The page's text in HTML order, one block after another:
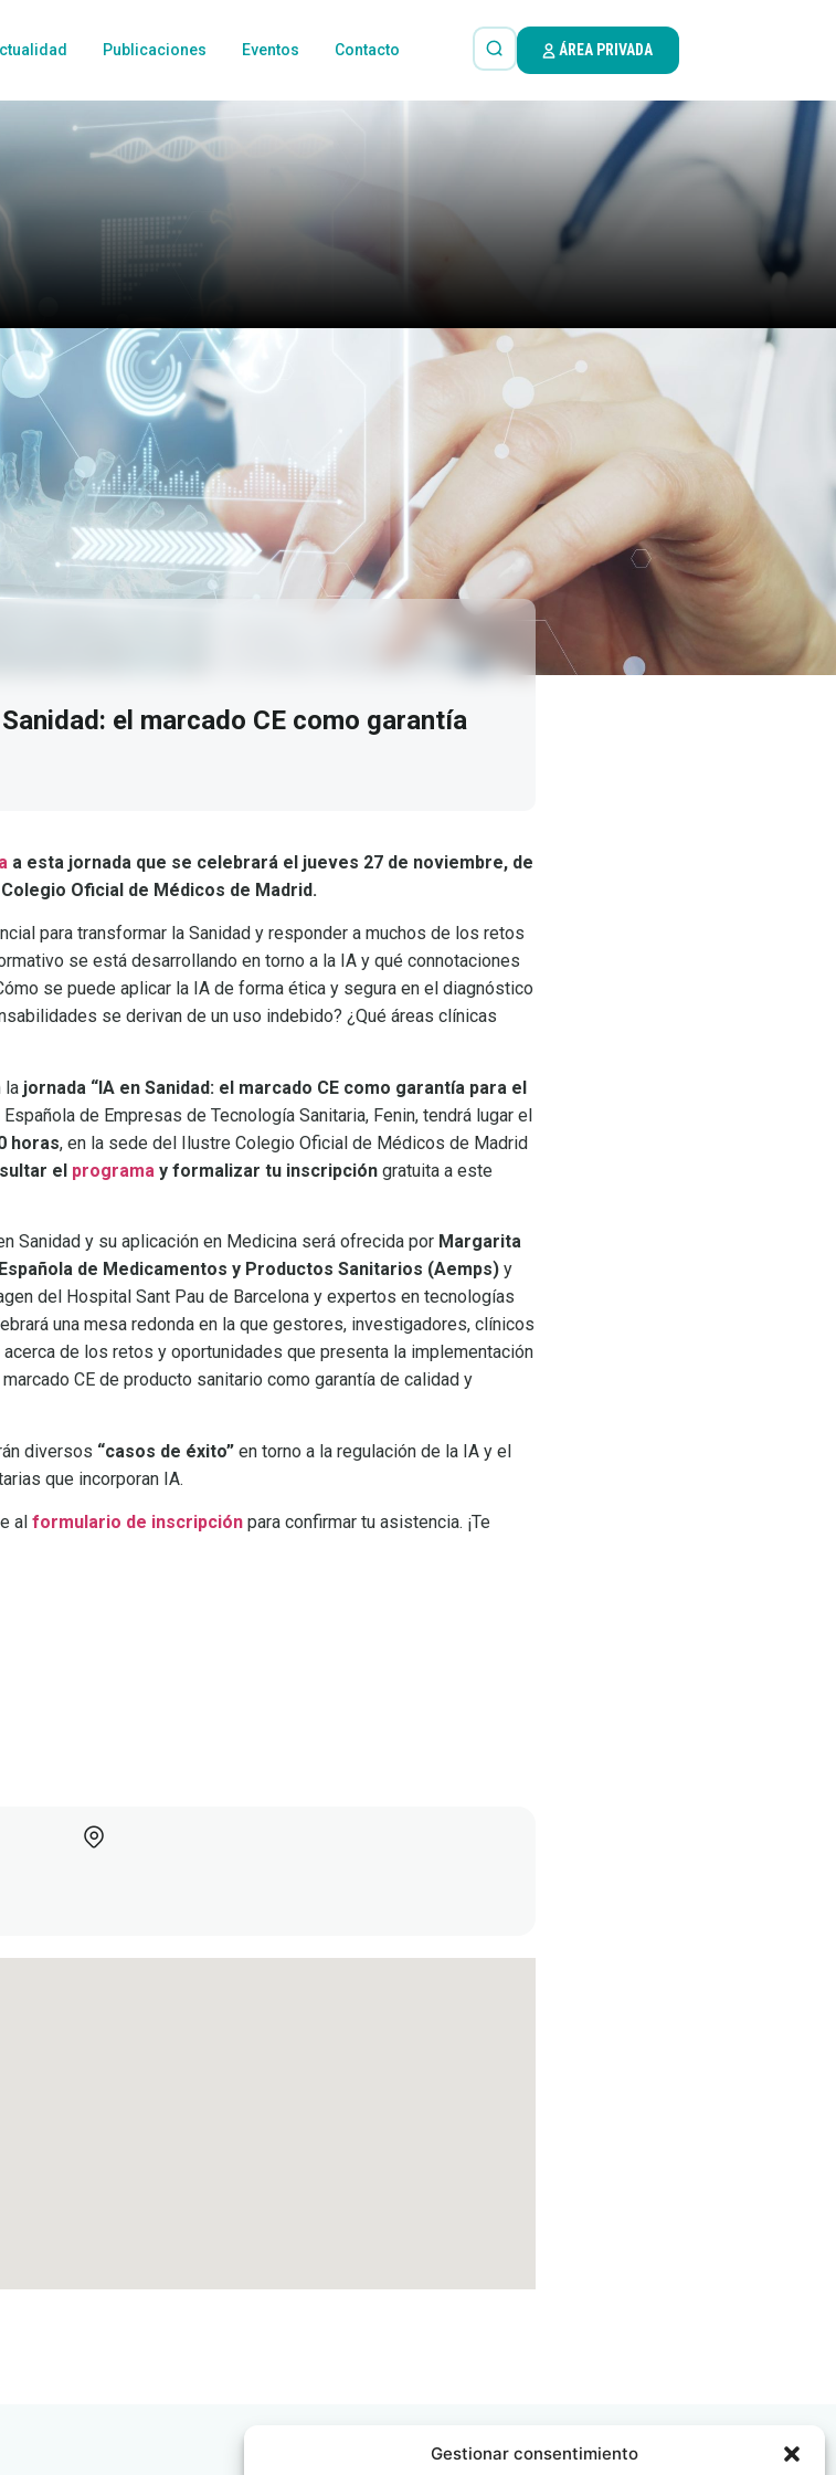
Gestionar consentimiento
Publicaciones Eventos Contacto ÁREA PRIVADA
el marcado CE como garantía
a esta jornada que se celebrará el jueves 27 de noviembre, de
Oficial de Médicos de Madrid.
para transformar la Sanidad y responder a muchos de los retos
se está desarrollando en torno a la IA y qué connotaciones
se puede aplicar la IA de forma ética y segura en el diagnóstico
se derivan de un uso indebido? ¿Qué áreas clínicas
la jornada “IA en Sanidad: el marcado CE como garantía para el
de Empresas de Tecnología Sanitaria, Fenin, tendrá lugar el
horas, en la sede del Ilustre Colegio Oficial de Médicos de Madrid
el programa y formalizar tu inscripción gratuita a este
Sanidad y su aplicación en Medicina será ofrecida por Margarita
de Medicamentos y Productos Sanitarios (Aemps) y
del Hospital Sant Pau de Barcelona y expertos en tecnologías
una mesa redonda en la que gestores, investigadores, clínicos
de los retos y oportunidades que presenta la implementación
CE de producto sanitario como garantía de calidad y
diversos “casos de éxito” en torno a la regulación de la IA y el
que incorporan IA.
al formulario de inscripción para confirmar tu asistencia. ¡Te